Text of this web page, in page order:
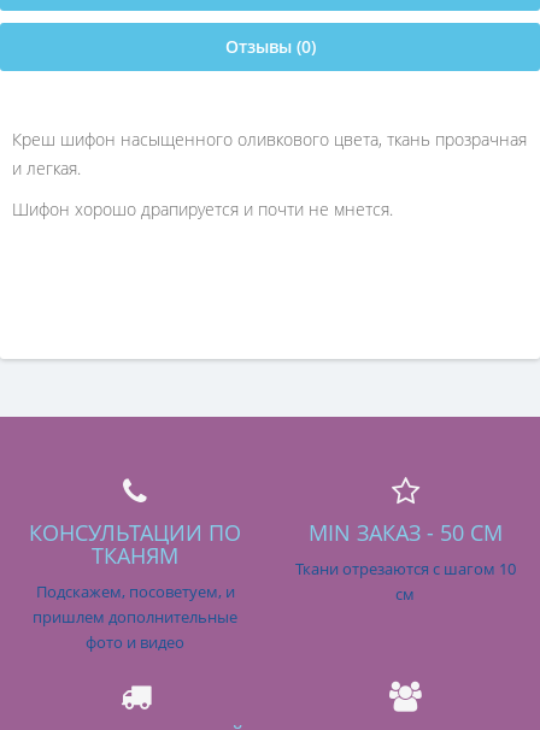
Отзывы (0)
Креш шифон насыщенного оливкового цвета, ткань прозрачная
и легкая.
Шифон хорошо драпируется и почти не мнется.
КОНСУЛЬТАЦИИ ПО
ТКАНЯМ
Подскажем, посоветуем, и
пришлем дополнительные
фото и видео
MIN ЗАКАЗ - 50 СМ
Ткани отрезаются с шагом 10
см